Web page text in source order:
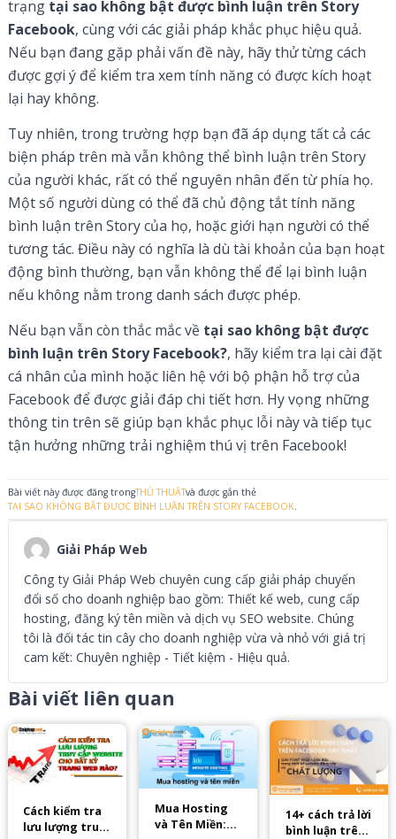
trạng tại sao không bật được bình luận trên Story
Facebook, cùng với các giải pháp khắc phục hiệu quả.
Nếu bạn đang gặp phải vấn đề này, hãy thử từng cách
được gợi ý để kiểm tra xem tính năng có được kích hoạt
lại hay không.
Tuy nhiên, trong trường hợp bạn đã áp dụng tất cả các
biện pháp trên mà vẫn không thể bình luận trên Story
của người khác, rất có thể nguyên nhân đến từ phía họ.
Một số người dùng có thể đã chủ động tắt tính năng
bình luận trên Story của họ, hoặc giới hạn người có thể
tương tác. Điều này có nghĩa là dù tài khoản của bạn hoạt
động bình thường, bạn vẫn không thể để lại bình luận
nếu không nằm trong danh sách được phép.
Nếu bạn vẫn còn thắc mắc về tại sao không bật được
bình luận trên Story Facebook?, hãy kiểm tra lại cài đặt
cá nhân của mình hoặc liên hệ với bộ phận hỗ trợ của
Facebook để được giải đáp chi tiết hơn. Hy vọng những
thông tin trên sẽ giúp bạn khắc phục lỗi này và tiếp tục
tận hưởng những trải nghiệm thú vị trên Facebook!
Bài viết này được đăng trongTHỦ THUẬTvà được gắn thẻ
TẠI SAO KHÔNG BẬT ĐƯỢC BÌNH LUẬN TRÊN STORY FACEBOOK
Giải Pháp Web
Công ty Giải Pháp Web chuyên cung cấp giải pháp chuyển
đổi số cho doanh nghiệp bao gồm: Thiết kế web, cung cấp
hosting, đăng ký tên miền và dịch vụ SEO website. Chúng
tôi là đối tác tin cây cho doanh nghiệp vừa và nhỏ với giá trị
cam kết: Chuyên nghiệp - Tiết kiệm - Hiệu quả.
Bài viết liên quan
Cách kiểm tra
lưu lượng truy
Mua Hosting
và Tên Miền:
14+ cách trả lời
bình luận trên